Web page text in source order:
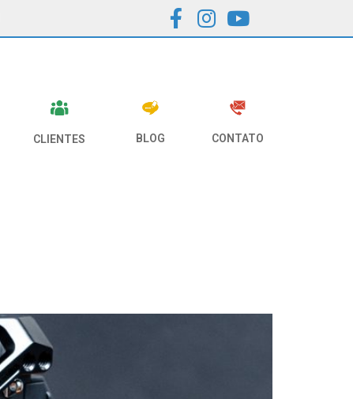
CLIENTES BLOG CONTATO